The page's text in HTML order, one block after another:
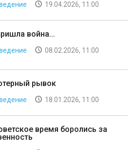
19.04.2026, 11:00
война...
08.02.2026, 11:00
рывок
18.01.2026, 11:00
время боролись за